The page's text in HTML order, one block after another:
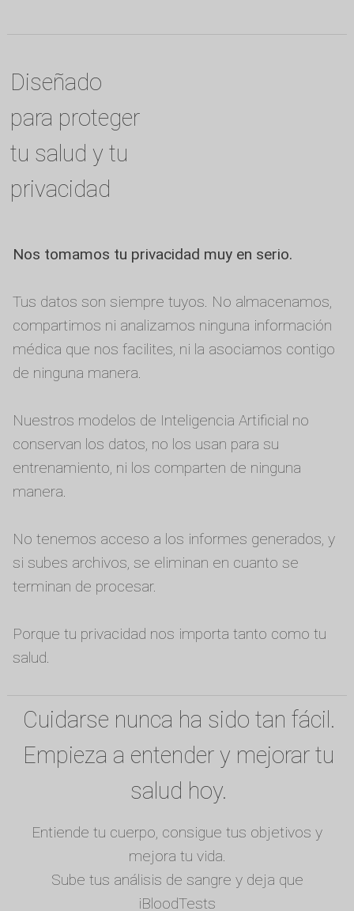
Diseñado
para proteger
tu salud y tu
privacidad
Nos tomamos tu privacidad muy en serio.
Tus datos son siempre tuyos. No almacenamos,
compartimos ni analizamos ninguna información
médica que nos facilites, ni la asociamos contigo
de ninguna manera.
Nuestros modelos de Inteligencia Artificial no
conservan los datos, no los usan para su
entrenamiento, ni los comparten de ninguna
manera.
No tenemos acceso a los informes generados, y
si subes archivos, se eliminan en cuanto se
terminan de procesar.
Porque tu privacidad nos importa tanto como tu
salud.
Cuidarse nunca ha sido tan fácil.
Empieza a entender y mejorar tu
salud hoy.
Entiende tu cuerpo, consigue tus objetivos y
mejora tu vida.
Sube tus análisis de sangre y deja que
iBloodTests